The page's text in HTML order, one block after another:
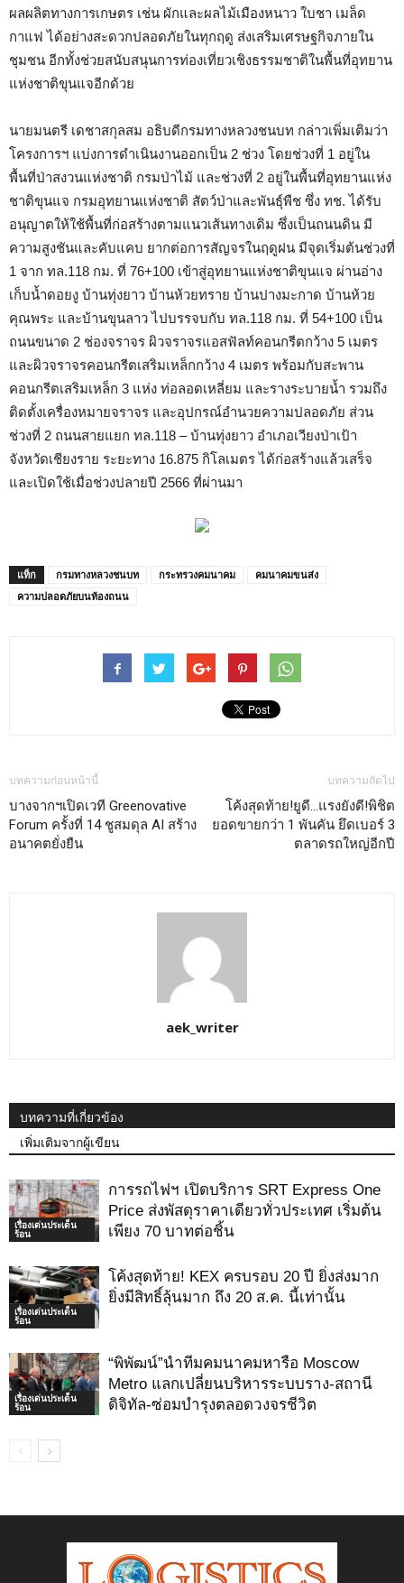
ผลผลิตทางการเกษตร เช่น ผักและผลไม้เมืองหนาว ใบชา เมล็ด
กาแฟ ได้อย่างสะดวกปลอดภัยในทุกฤดู ส่งเสริมเศรษฐกิจภายใน
ชุมชน อีกทั้งช่วยสนับสนุนการท่องเที่ยวเชิงธรรมชาติในพื้นที่อุทยาน
แห่งชาติขุนแจอีกด้วย
นายมนตรี เดชาสกุลสม อธิบดีกรมทางหลวงชนบท กล่าวเพิ่มเติมว่า
โครงการฯ แบ่งการดำเนินงานออกเป็น 2 ช่วง โดยช่วงที่ 1 อยู่ใน
พื้นที่ป่าสงวนแห่งชาติ กรมป่าไม้ และช่วงที่ 2 อยู่ในพื้นที่อุทยานแห่ง
ชาติขุนแจ กรมอุทยานแห่งชาติ สัตว์ป่าและพันธุ์พืช ซึ่ง ทช. ได้รับ
อนุญาตให้ใช้พื้นที่ก่อสร้างตามแนวเส้นทางเดิม ซึ่งเป็นถนนดิน มี
ความสูงชันและคับแคบ ยากต่อการสัญจรในฤดูฝน มีจุดเริ่มต้นช่วงที่
1 จาก ทล.118 กม. ที่ 76+100 เข้าสู่อุทยานแห่งชาติขุนแจ ผ่านอ่าง
เก็บน้ำดอยงู บ้านทุ่งยาว บ้านห้วยทราย บ้านปางมะกาด บ้านห้วย
คุณพระ และบ้านขุนลาว ไปบรรจบกับ ทล.118 กม. ที่ 54+100 เป็น
ถนนขนาด 2 ช่องจราจร ผิวจราจรแอสฟัลท์คอนกรีตกว้าง 5 เมตร
และผิวจราจรคอนกรีตเสริมเหล็กกว้าง 4 เมตร พร้อมกับสะพาน
คอนกรีตเสริมเหล็ก 3 แห่ง ท่อลอดเหลี่ยม และรางระบายน้ำ รวมถึง
ติดตั้งเครื่องหมายจราจร และอุปกรณ์อำนวยความปลอดภัย ส่วน
ช่วงที่ 2 ถนนสายแยก ทล.118 – บ้านทุ่งยาว อำเภอเวียงป่าเป้า
จังหวัดเชียงราย ระยะทาง 16.875 กิโลเมตร ได้ก่อสร้างแล้วเสร็จ
และเปิดใช้เมื่อช่วงปลายปี 2566 ที่ผ่านมา
แท็ก กรมทางหลวงชนบท กระทรวงคมนาคม
คมนาคมขนส่ง
ความปลอดภัยบนท้องถนน
บทความก่อนหน้านี้
บางจากฯเปิดเวที Greenovative
Forum ครั้งที่ 14 ชูสมดุล AI สร้าง
อนาคตยั่งยืน
บทความถัดไป
โค้งสุดท้าย!ยูดี…แรงยังดี!พิชิต
ยอดขายกว่า 1 พันคัน ยึดเบอร์ 3
ตลาดรถใหญ่อีกปี
aek_writer
บทความที่เกี่ยวข้อง
เพิ่มเติมจากผู้เขียน
เรื่องเด่นประเด็น
ร้อน
การรถไฟฯ เปิดบริการ SRT Express One
Price ส่งพัสดุราคาเดียวทั่วประเทศ เริ่มต้น
เพียง 70 บาทต่อชิ้น
เรื่องเด่นประเด็น
ร้อน
โค้งสุดท้าย! KEX ครบรอบ 20 ปี ยิ่งส่งมาก
ยิ่งมีสิทธิ์ลุ้นมาก ถึง 20 ส.ค. นี้เท่านั้น
เรื่องเด่นประเด็น
ร้อน
“พิพัฒน์”นำทีมคมนาคมหารือ Moscow
Metro แลกเปลี่ยนบริหารระบบราง-สถานี
ดิจิทัล-ซ่อมบำรุงตลอดวงจรชีวิต